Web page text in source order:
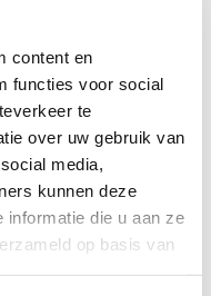
content en
functies voor social
te
over uw gebruik van
media,
kunnen deze
informatie die u aan ze
op basis van
Van de eerste
Alles is in het
jortt ZZP en jortt
is zo gemaakt dat
heen leidt.